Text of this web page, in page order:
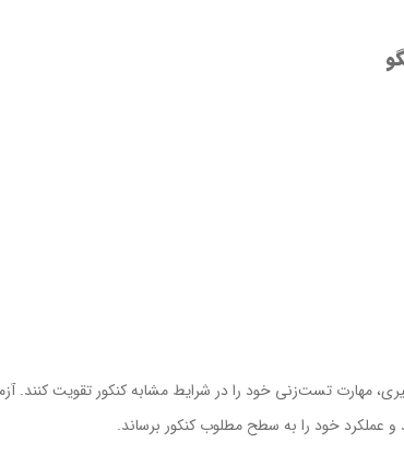
مهارت تست‌زنی خود را در شرایط مشابه کنکور تقویت کنند.
عملکرد خود را به سطح مطلوب کنکور برساند.